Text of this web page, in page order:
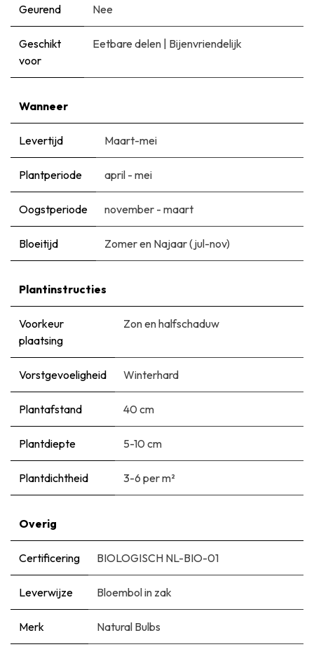
Geurend Nee
Geschikt
voor
Eetbare delen | Bijenvriendelijk
Wanneer
Levertijd Maart-mei
Plantperiode april - mei
Oogstperiode november - maart
Bloeitijd Zomer en Najaar (jul-nov)
Plantinstructies
Voorkeur
plaatsing
Zon en halfschaduw
Vorstgevoeligheid Winterhard
Plantafstand 40 cm
Plantdiepte 5-10 cm
Plantdichtheid 3-6 per m²
Overig
Certificering BIOLOGISCH NL-BIO-01
Leverwijze Bloembol in zak
Merk Natural Bulbs